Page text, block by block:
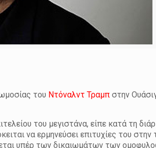
του Ντόναλντ Τραμπ στην
του μεγιστάνα, είπε κατά τη
να ερμηνεύσει επιτυχίες του στην
υπέρ των δικαιωμάτων των